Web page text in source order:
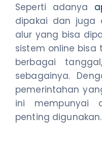
Seperti adanya
dipakai dan juga
alur yang bisa
sistem online bisa
berbagai
sebagainya.
pemerintahan
ini mempunyai
penting digunakan.